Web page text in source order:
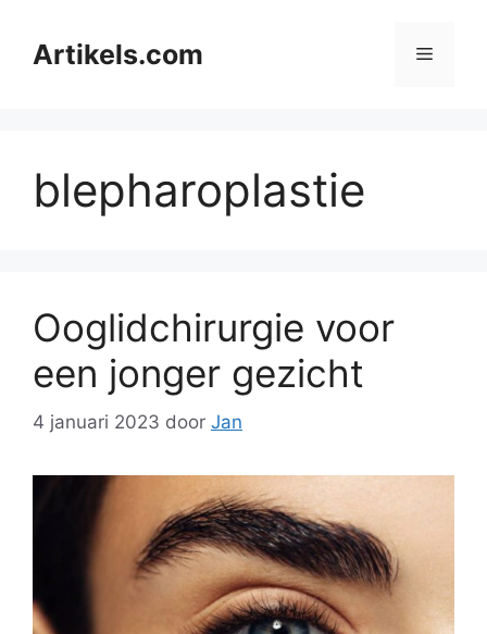
Artikels.com Menu
blepharoplastie
Ooglidchirurgie voor
een jonger gezicht
4 januari 2023 door Jan